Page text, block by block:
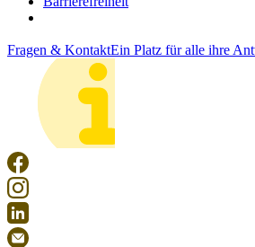
Fragen & KontaktEin Platz für alle ihre